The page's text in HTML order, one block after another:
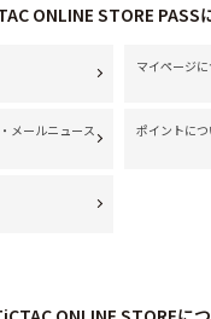
ONLINE STORE PASS
マイページ
メールニュース
ポイントにつ